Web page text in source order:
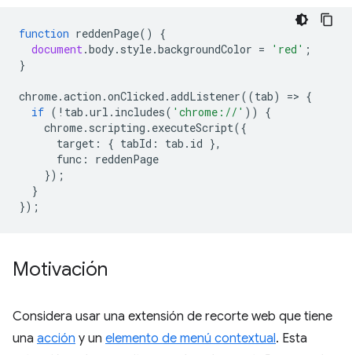
function reddenPage()
{
document .body. style.backgroundColor = 'red' ;
}
chrome.action .onClicked .addListener((tab) => {
if ( ! tab .url . includes( 'chrome://' ))
{
chrome. scripting . executeScript({
target : { tabId : tab . id },
func :
reddenPage
});
}
});
Motivación
Considera usar una extensión de recorte web que tiene
una acción y un elemento de menú contextual. Esta